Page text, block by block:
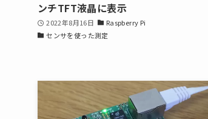
ンチTFT液晶に表示
2022年8月16日
Raspberry Pi
センサを使った測定